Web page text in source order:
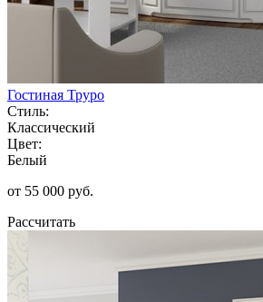
Гостиная Труро
Стиль:
Классический
Цвет:
Белый
от 55 000 руб.
Рассчитать